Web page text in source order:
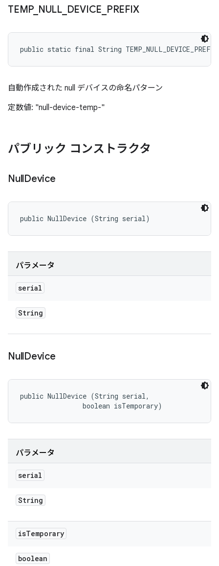
TEMP_ NULL_ DEVICE PREFIX
public static final String TEMP_NULL_DEVICE_PREFIX
自動作成された null デバイスの命名パターン
定数値: "null-device-temp-"
パブリック コンストラクタ
NullDevice
public NullDevice (String serial)
パラメータ
serial
String
NullDevice
public NullDevice (String serial,
                boolean isTemporary)
パラメータ
serial
String
isTemporary
boolean